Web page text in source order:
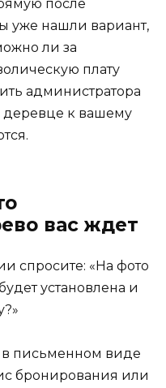
после
уже нашли вариант,
ли за
плату
администратора
деревце к вашему
вас ждет
спросите: «На фото
установлена и
письменном виде
бронирования или